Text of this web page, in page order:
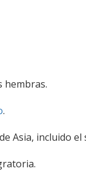
hembras.
.
Asia, incluido